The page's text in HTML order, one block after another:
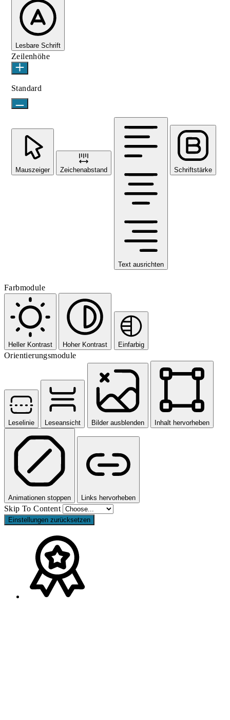
Lesbare Schrift
Zeilenhöhe
Standard
Mauszeiger Zeichenabstand
Text ausrichten
Schriftstärke
Farbmodule
Heller Kontrast Hoher Kontrast Einfarbig
Orientierungsmodule
Leselinie Leseansicht Bilder ausblenden Inhalt hervorheben
Animationen stoppen Links hervorheben
Skip To Content
Einstellungen zurücksetzen